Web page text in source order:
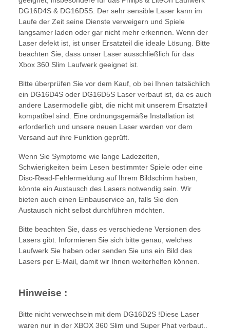
DG16D4S & DG16D5S. Der sehr sensible Laser kann im
Laufe der Zeit seine Dienste verweigern und Spiele
langsamer laden oder gar nicht mehr erkennen. Wenn der
Laser defekt ist, ist unser Ersatzteil die ideale Lösung. Bitte
beachten Sie, dass unser Laser ausschließlich für das
Xbox 360 Slim Laufwerk geeignet ist.
Bitte überprüfen Sie vor dem Kauf, ob bei Ihnen tatsächlich
ein DG16D4S oder DG16D5S Laser verbaut ist, da es auch
andere Lasermodelle gibt, die nicht mit unserem Ersatzteil
kompatibel sind. Eine ordnungsgemäße Installation ist
erforderlich und unsere neuen Laser werden vor dem
Versand auf ihre Funktion geprüft.
Wenn Sie Symptome wie lange Ladezeiten,
Schwierigkeiten beim Lesen bestimmter Spiele oder eine
Disc-Read-Fehlermeldung auf Ihrem Bildschirm haben,
könnte ein Austausch des Lasers notwendig sein. Wir
bieten auch einen Einbauservice an, falls Sie den
Austausch nicht selbst durchführen möchten.
Bitte beachten Sie, dass es verschiedene Versionen des
Lasers gibt. Informieren Sie sich bitte genau, welches
Laufwerk Sie haben oder senden Sie uns ein Bild des
Lasers per E-Mail, damit wir Ihnen weiterhelfen können.
Hinweise :
Bitte nicht verwechseln mit dem DG16D2S !Diese Laser
waren nur in der XBOX 360 Slim und Super Phat verbaut..